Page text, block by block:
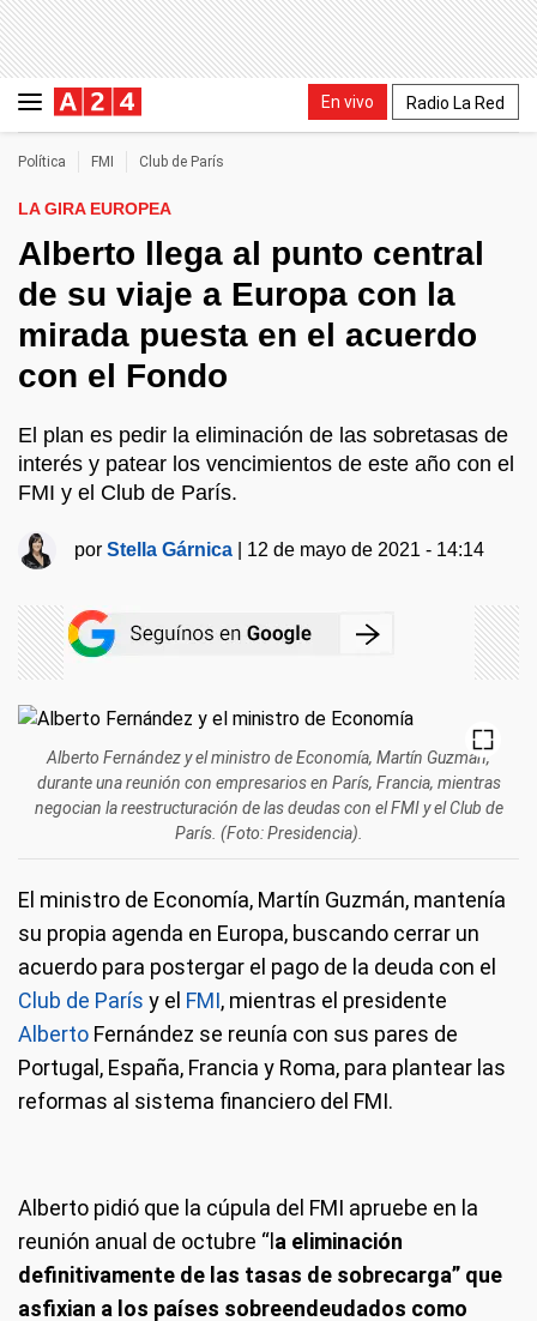
En vivo Radio La Red
Política FMI Club de París
LA GIRA EUROPEA
Alberto llega al punto central
de su viaje a Europa con la
mirada puesta en el acuerdo
con el Fondo
El plan es pedir la eliminación de las sobretasas de
interés y patear los vencimientos de este año con el
FMI y el Club de París.
porStella Gárnica 12 de mayo de 2021 - 14:14
Alberto Fernández y el ministro de Economía, Martín Guzmán,
durante una reunión con empresarios en París, Francia, mientras
negocian la reestructuración de las deudas con el FMI y el Club de
París. (Foto: Presidencia).
El ministro de Economía, Martín Guzmán, mantenía
su propia agenda en Europa, buscando cerrar un
acuerdo para postergar el pago de la deuda con el
Club de París y el FMI, mientras el presidente
Alberto Fernández se reunía con sus pares de
Portugal, España, Francia y Roma, para plantear las
reformas al sistema financiero del FMI.
Alberto pidió que la cúpula del FMI apruebe en la
reunión anual de octubre “l a eliminación
definitivamente de las tasas de sobrecarga” que
asfixian a los países sobreendeudados como